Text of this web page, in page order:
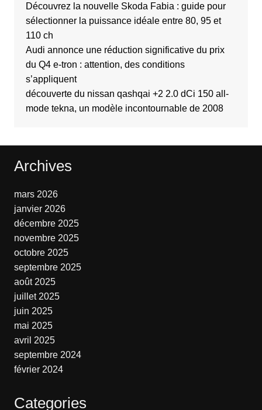
Découvrez la nouvelle Skoda Fabia : guide pour
sélectionner la puissance idéale entre 80, 95 et
110 ch
Audi annonce une réduction significative du prix
du Q4 e-tron : attention, des conditions
s’appliquent
découverte du nissan qashqai +2 2.0 dCi 150 all-
mode tekna, un modèle incontournable de 2008
Archives
mars 2026
janvier 2026
décembre 2025
novembre 2025
octobre 2025
septembre 2025
août 2025
juillet 2025
juin 2025
mai 2025
avril 2025
septembre 2024
février 2024
Categories